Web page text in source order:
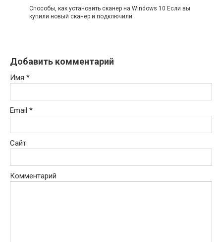
Способы, как установить сканер на Windows 10 Если вы
купили новый сканер и подключили
Добавить комментарий
Имя *
Email *
Сайт
Комментарий